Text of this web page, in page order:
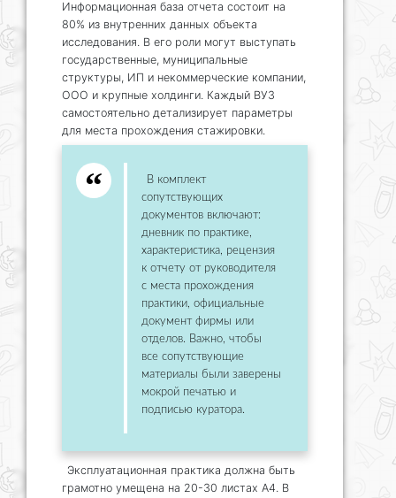
Информационная база отчета состоит на
80% из внутренних данных объекта
исследования. В его роли могут выступать
государственные, муниципальные
структуры, ИП и некоммерческие компании,
ООО и крупные холдинги. Каждый ВУЗ
самостоятельно детализирует параметры
для места прохождения стажировки.
В комплект
сопутствующих
документов включают:
дневник по практике,
характеристика, рецензия
к отчету от руководителя
с места прохождения
практики, официальные
документ фирмы или
отделов. Важно, чтобы
все сопутствующие
материалы были заверены
мокрой печатью и
подписью куратора.
Эксплуатационная практика должна быть
грамотно умещена на 20-30 листах А4. В